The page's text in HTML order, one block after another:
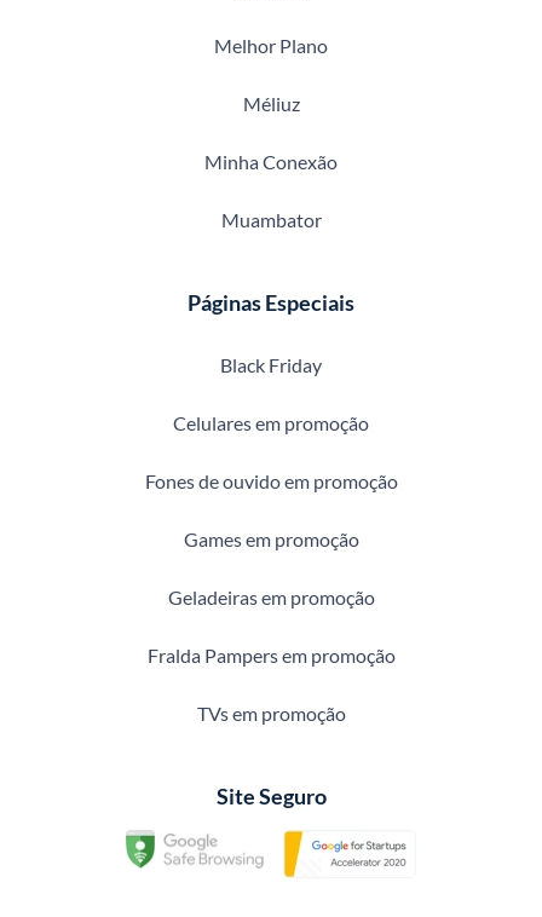
Melhor Plano
Méliuz
Minha Conexão
Muambator
Páginas Especiais
Black Friday
Celulares em promoção
Fones de ouvido em promoção
Games em promoção
Geladeiras em promoção
Fralda Pampers em promoção
TVs em promoção
Site Seguro